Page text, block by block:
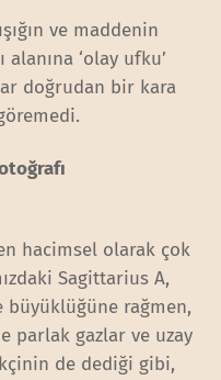
ve maddenin
‘olay ufku’
doğrudan bir kara
hacimsel olarak çok
Sagittarius A,
büyüklüğüne rağmen,
parlak gazlar ve uzay
de dediği gibi,